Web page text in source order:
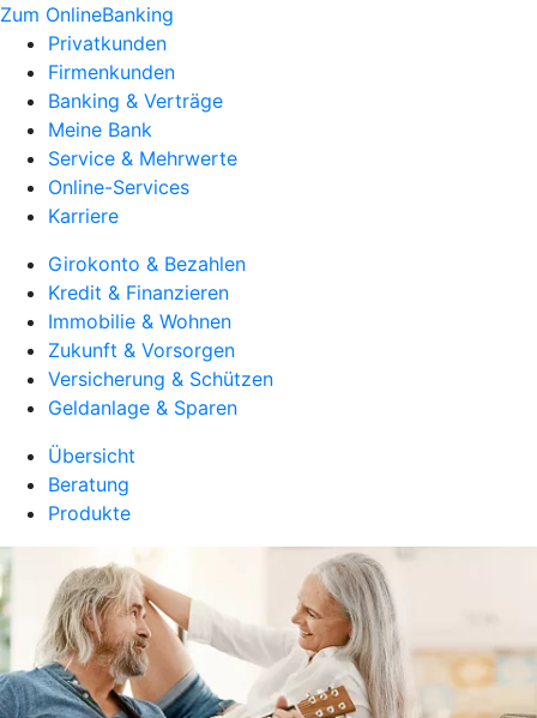
Zum OnlineBanking
Privatkunden
Firmenkunden
Banking & Verträge
Meine Bank
Service & Mehrwerte
Online-Services
Karriere
Girokonto & Bezahlen
Kredit & Finanzieren
Immobilie & Wohnen
Zukunft & Vorsorgen
Versicherung & Schützen
Geldanlage & Sparen
Übersicht
Beratung
Produkte